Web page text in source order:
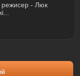
режисер - Люк